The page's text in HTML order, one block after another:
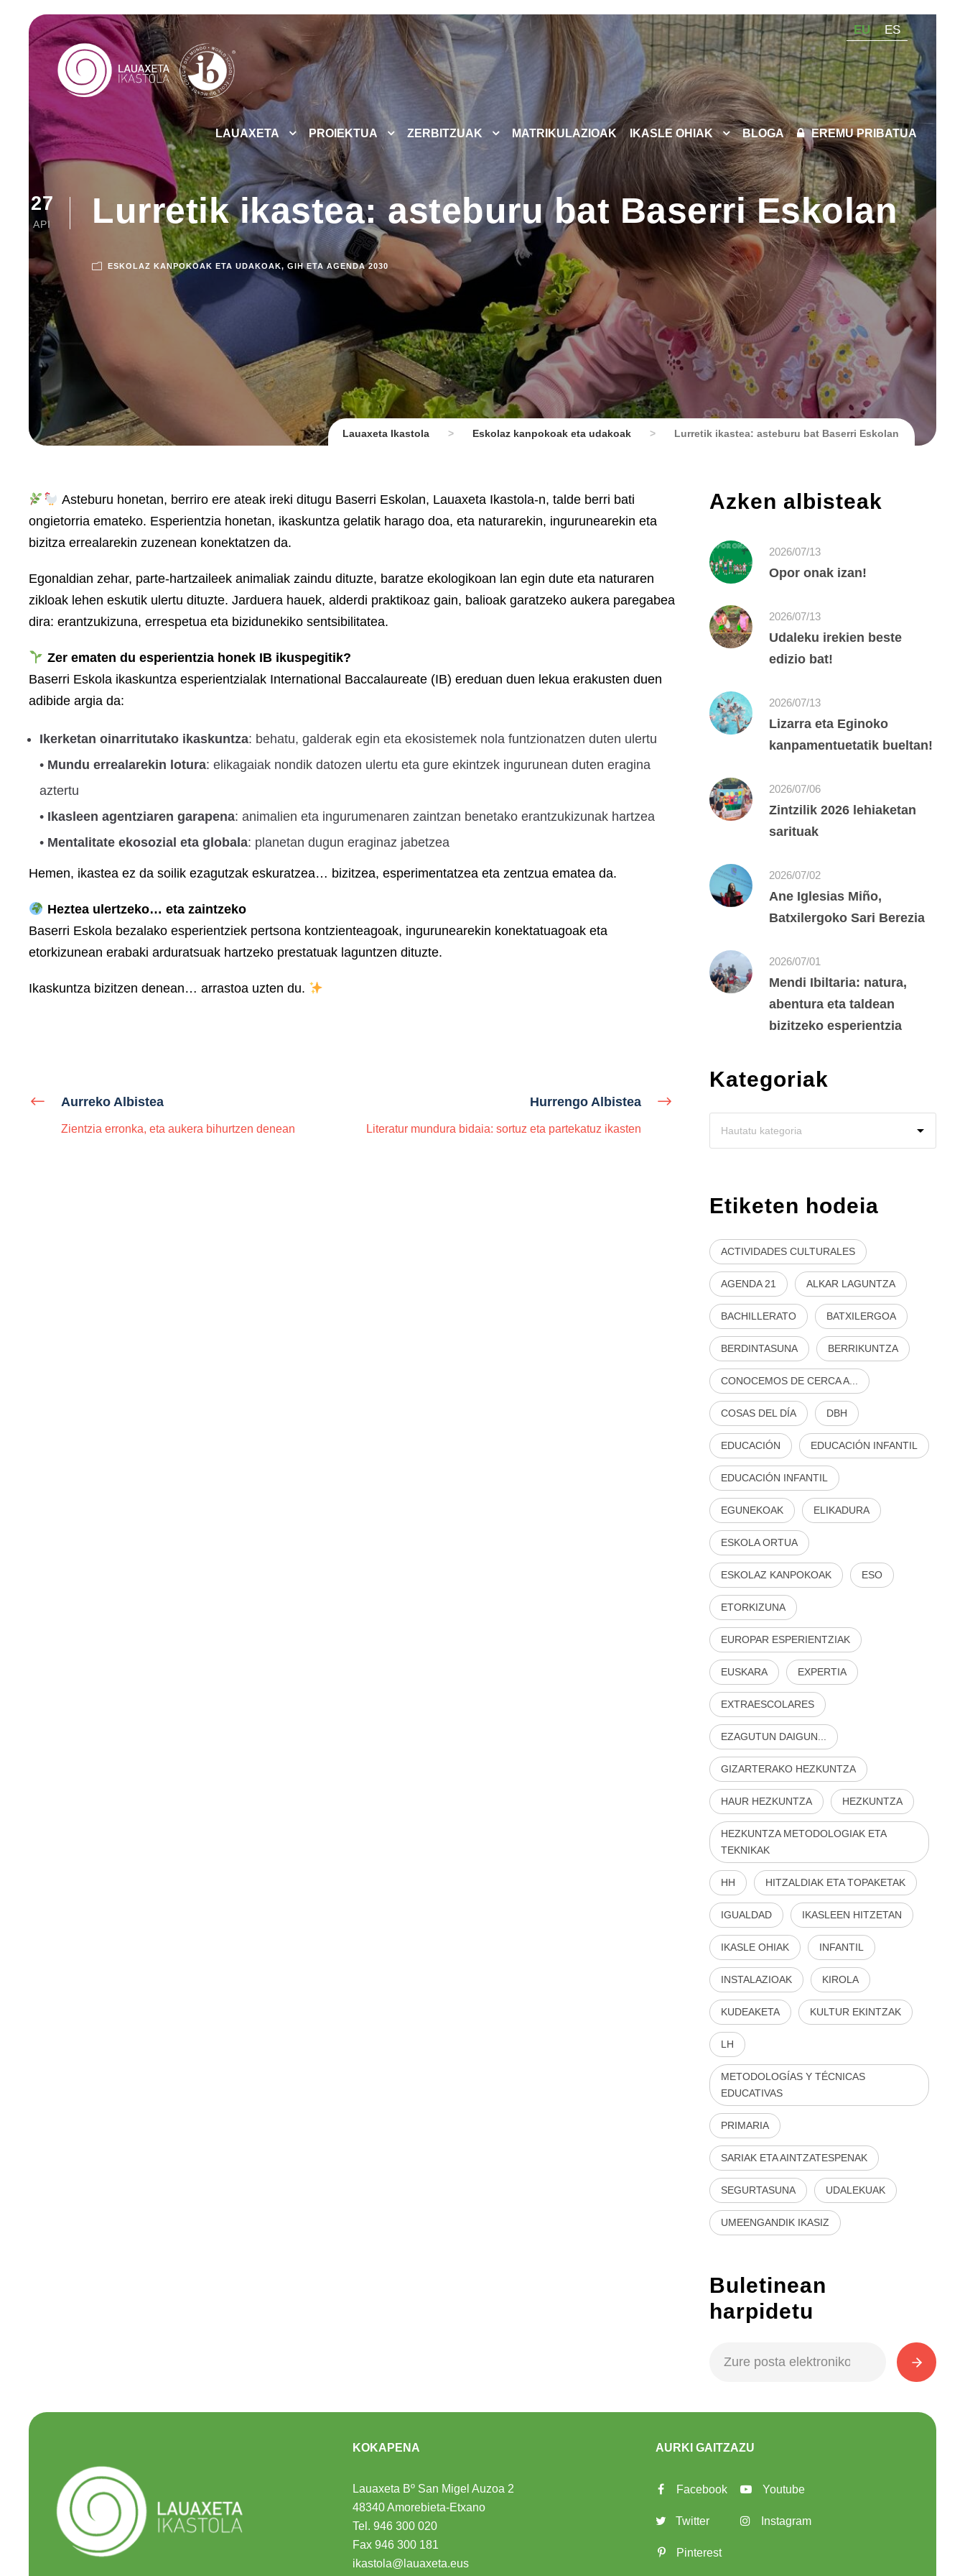
EU ES
LAUAXETA PROIEKTUA ZERBITZUAK MATRIKULAZIOAK IKASLE OHIAK BLOGA EREMU PRIBATUA
27
API Lurretik ikastea: asteburu bat Baserri Eskolan
ESKOLAZ KANPOKOAK ETA UDAKOAK, GIH ETA AGENDA 2030
Lauaxeta Ikastola > Eskolaz kanpokoak eta udakoak > Lurretik ikastea: asteburu bat Baserri Eskolan
Asteburu honetan, berriro ere ateak ireki ditugu Baserri Eskolan, Lauaxeta Ikastola-n, talde berri bati
ongietorria emateko. Esperientzia honetan, ikaskuntza gelatik harago doa, eta naturarekin, ingurunearekin eta
bizitza errealarekin zuzenean konektatzen da.
Egonaldian zehar, parte-hartzaileek animaliak zaindu dituzte, baratze ekologikoan lan egin dute eta naturaren
zikloak lehen eskutik ulertu dituzte. Jarduera hauek, alderdi praktikoaz gain, balioak garatzeko aukera paregabea
dira: erantzukizuna, errespetua eta bizidunekiko sentsibilitatea.
Zer ematen du esperientzia honek IB ikuspegitik?
Baserri Eskola ikaskuntza esperientzialak International Baccalaureate (IB) ereduan duen lekua erakusten duen
adibide argia da:
Ikerketan oinarritutako ikaskuntza: behatu, galderak egin eta ekosistemek nola funtzionatzen duten ulertu
• Mundu errealarekin lotura: elikagaiak nondik datozen ulertu eta gure ekintzek ingurunean duten eragina
aztertu
• Ikasleen agentziaren garapena: animalien eta ingurumenaren zaintzan benetako erantzukizunak hartzea
• Mentalitate ekosozial eta globala: planetan dugun eraginaz jabetzea
Hemen, ikastea ez da soilik ezagutzak eskuratzea… bizitzea, esperimentatzea eta zentzua ematea da.
Heztea ulertzeko… eta zaintzeko
Baserri Eskola bezalako esperientziek pertsona kontzienteagoak, ingurunearekin konektatuagoak eta
etorkizunean erabaki arduratsuak hartzeko prestatuak laguntzen dituzte.
Ikaskuntza bizitzen denean… arrastoa uzten du.
Aurreko Albistea
Zientzia erronka, eta aukera bihurtzen denean
Hurrengo Albistea
Literatur mundura bidaia: sortuz eta partekatuz ikasten
Azken albisteak
2026/07/13
Opor onak izan!
2026/07/13
Udaleku irekien beste
edizio bat!
2026/07/13
Lizarra eta Eginoko
kanpamentuetatik bueltan!
2026/07/06
Zintzilik 2026 lehiaketan
sarituak
2026/07/02
Ane Iglesias Miño,
Batxilergoko Sari Berezia
2026/07/01
Mendi Ibiltaria: natura,
abentura eta taldean
bizitzeko esperientzia
Kategoriak
Etiketen hodeia
ACTIVIDADES CULTURALES
AGENDA 21 ALKAR LAGUNTZA
BACHILLERATO BATXILERGOA
BERDINTASUNA BERRIKUNTZA
CONOCEMOS DE CERCA A...
COSAS DEL DÍA DBH
EDUCACIÓN EDUCACIÓN INFANTIL
EDUCACIÓN INFANTIL
EGUNEKOAK ELIKADURA
ESKOLA ORTUA
ESKOLAZ KANPOKOAK ESO
ETORKIZUNA
EUROPAR ESPERIENTZIAK
EUSKARA EXPERTIA
EXTRAESCOLARES
EZAGUTUN DAIGUN...
GIZARTERAKO HEZKUNTZA
HAUR HEZKUNTZA HEZKUNTZA
HEZKUNTZA METODOLOGIAK ETA
TEKNIKAK
HH HITZALDIAK ETA TOPAKETAK
IGUALDAD IKASLEEN HITZETAN
IKASLE OHIAK INFANTIL
INSTALAZIOAK KIROLA
KUDEAKETA KULTUR EKINTZAK
LH
METODOLOGÍAS Y TÉCNICAS
EDUCATIVAS
PRIMARIA
SARIAK ETA AINTZATESPENAK
SEGURTASUNA UDALEKUAK
UMEENGANDIK IKASIZ
Buletinean
harpidetu
KOKAPENA
Lauaxeta Bº San Migel Auzoa 2
48340 Amorebieta-Etxano
Tel.946 300 020
Fax 946 300 181
ikastola@lauaxeta.eus
AURKI GAITZAZU
Facebook
Twitter
Pinterest
Youtube
Instagram